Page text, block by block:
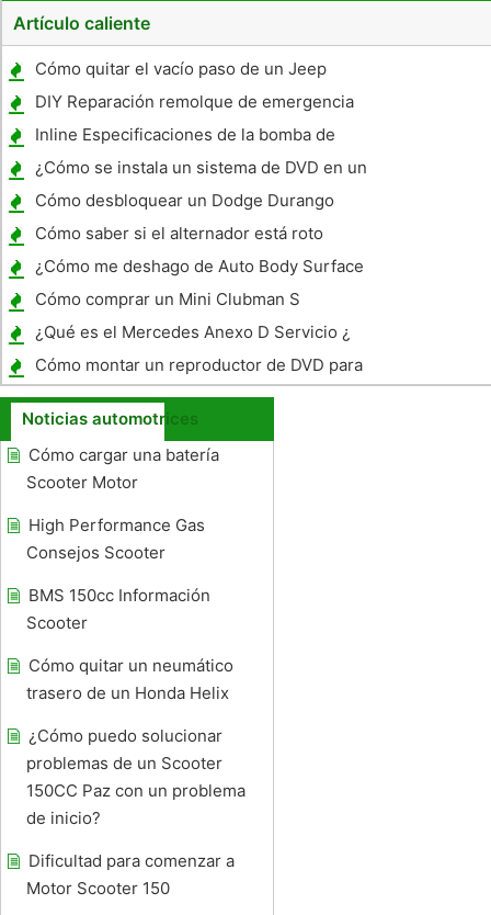
Artículo caliente
Cómo quitar el vacío paso de un Jeep
DIY Reparación remolque de emergencia
Inline Especificaciones de la bomba de
combustible
¿Cómo se instala un sistema de DVD en un
LX 470?
Cómo desbloquear un Dodge Durango
Cómo saber si el alternador está roto
¿Cómo me deshago de Auto Body Surface
Rust?
Cómo comprar un Mini Clubman S
Automatic
¿Qué es el Mercedes Anexo D Servicio ¿
Cómo montar un reproductor de DVD para
el reposacabezas
Noticias automotrices
Cómo cargar una batería
Scooter Motor
High Performance Gas
Consejos Scooter
BMS 150cc Información
Scooter
Cómo quitar un neumático
trasero de un Honda Helix
¿Cómo puedo solucionar
problemas de un Scooter
150CC Paz con un problema
de inicio?
Dificultad para comenzar a
Motor Scooter 150